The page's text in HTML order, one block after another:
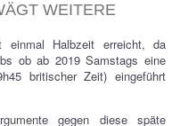
WEITERE
einmal Halbzeit erreicht, da
ob ab 2019 Samstags eine
britischer Zeit) eingeführt
gegen diese späte